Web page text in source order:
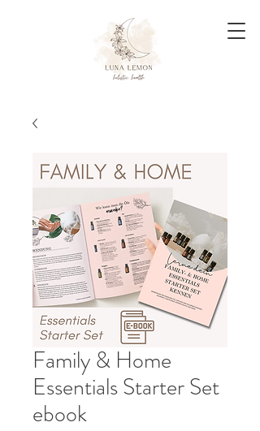
Family & Home
Essentials Starter Set
ebook